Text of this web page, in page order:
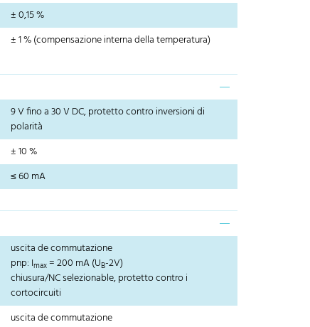
± 0,15 %
± 1 % (compensazione interna della temperatura)
9 V fino a 30 V DC, protetto contro inversioni di
polarità
± 10 %
≤ 60 mA
uscita de commutazione
pnp: Imax= 200 mA (UB-2V)
chiusura/NC selezionable, protetto contro i
cortocircuiti
uscita de commutazione